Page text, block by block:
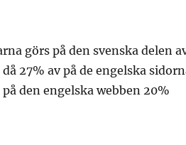
görs på den svenska delen
27% av på de engelska
den engelska webben 20%